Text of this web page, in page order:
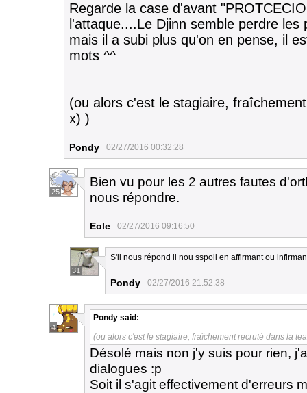
Regarde la case d'avant
l'attaque....Le Djinn semble perdre
mais il a subi plus qu'on en pense, il
mots ^^
(ou alors c'est le stagiaire,
x) )
Pondy 02/27/2016 00:32:28
25
Bien vu pour les 2 autres fautes
nous répondre.
Eole 02/27/2016 09:16:50
31
S'il nous répond il nou sspoil en affirmant ou
Pondy 02/27/2016 21:52:38
4
Pondy said:
(ou alors c'est le stagiaire, fraîchement recruté dans la
Désolé mais non j'y suis pour rien,
dialogues :p
Soit il s'agit effectivement d'erreurs